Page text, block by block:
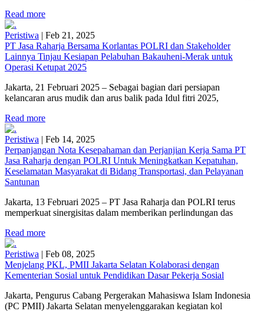
Read more
Peristiwa | Feb 21, 2025
PT Jasa Raharja Bersama Korlantas POLRI dan Stakeholder
Lainnya Tinjau Kesiapan Pelabuhan Bakauheni-Merak untuk
Operasi Ketupat 2025
Jakarta, 21 Februari 2025 – Sebagai bagian dari persiapan
kelancaran arus mudik dan arus balik pada Idul fitri 2025,
Read more
Peristiwa | Feb 14, 2025
Perpanjangan Nota Kesepahaman dan Perjanjian Kerja Sama PT
Jasa Raharja dengan POLRI Untuk Meningkatkan Kepatuhan,
Keselamatan Masyarakat di Bidang Transportasi, dan Pelayanan
Santunan
Jakarta, 13 Februari 2025 – PT Jasa Raharja dan POLRI terus
memperkuat sinergisitas dalam memberikan perlindungan das
Read more
Peristiwa | Feb 08, 2025
Menjelang PKL, PMII Jakarta Selatan Kolaborasi dengan
Kementerian Sosial untuk Pendidikan Dasar Pekerja Sosial
Jakarta, Pengurus Cabang Pergerakan Mahasiswa Islam Indonesia
(PC PMII) Jakarta Selatan menyelenggarakan kegiatan kol